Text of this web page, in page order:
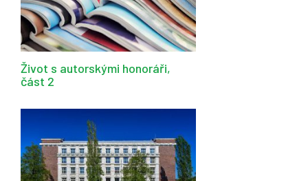
Život s autorskými honoráři,
část 2